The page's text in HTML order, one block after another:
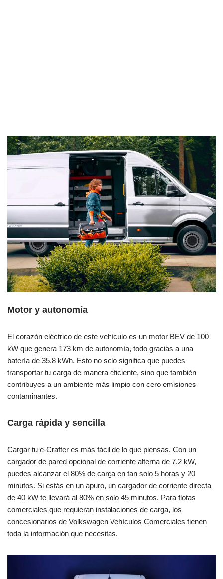
Motor y autonomía
El corazón eléctrico de este vehículo es un motor BEV de 100
kW que genera 173 km de autonomía, todo gracias a una
batería de 35.8 kWh. Esto no solo significa que puedes
transportar tu carga de manera eficiente, sino que también
contribuyes a un ambiente más limpio con cero emisiones
contaminantes.
Carga rápida y sencilla
Cargar tu e-Crafter es más fácil de lo que piensas. Con un
cargador de pared opcional de corriente alterna de 7.2 kW,
puedes alcanzar el 80% de carga en tan solo 5 horas y 20
minutos. Si estás en un apuro, un cargador de corriente directa
de 40 kW te llevará al 80% en solo 45 minutos. Para flotas
comerciales que requieran instalaciones de carga, los
concesionarios de Volkswagen Vehículos Comerciales tienen
toda la información que necesitas.